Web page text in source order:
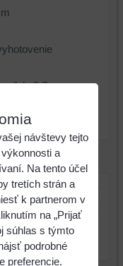
do 0,7 mm
nožnice na plech,
rovný strih
návštevy tejto
a
Na tento účel
tretích strán a
k partnerom v
na „Prijať
súhlas s týmto
podrobné
preferencie.